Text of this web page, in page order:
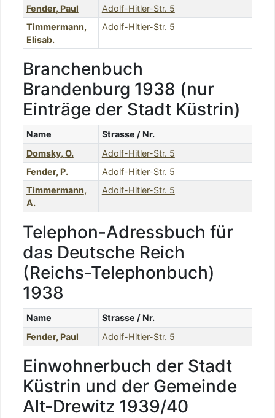
Fender, Paul
Adolf-Hitler-Str. 5
Timmermann,
Elisab.
Adolf-Hitler-Str. 5
Branchenbuch
Brandenburg 1938 (nur
Einträge der Stadt Küstrin)
Name
Strasse / Nr.
Domsky, O.
Adolf-Hitler-Str. 5
Fender, P.
Adolf-Hitler-Str. 5
Timmermann,
A.
Adolf-Hitler-Str. 5
Telephon-Adressbuch für
das Deutsche Reich
(Reichs-Telephonbuch)
1938
Name
Strasse / Nr.
Fender, Paul Adolf-Hitler-Str. 5
Einwohnerbuch der Stadt
Küstrin und der Gemeinde
Alt-Drewitz 1939/40